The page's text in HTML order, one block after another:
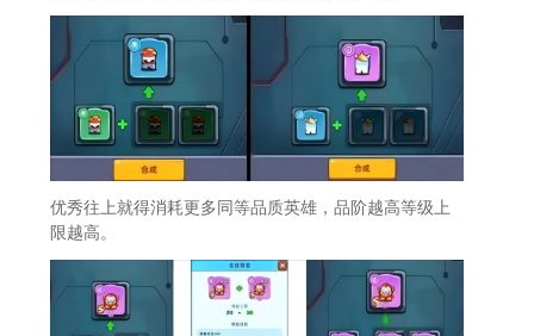
优秀往上就得消耗更多同等品质英雄，品阶越高等级上
限越高。